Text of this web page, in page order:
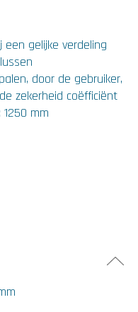
een gelijke verdeling
door de gebruiker,
zekerheid coëfficiënt
mm